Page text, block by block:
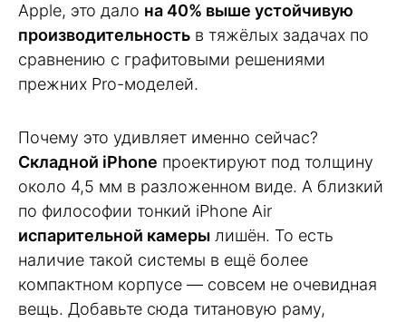
Apple, это дало на 40% выше устойчивую
производительность в тяжёлых задачах по
сравнению с графитовыми решениями
прежних Pro-моделей.
Почему это удивляет именно сейчас?
Складной iPhone проектируют под толщину
около 4,5 мм в разложенном виде. А близкий
по философии тонкий iPhone Air
испарительной камеры лишён. То есть
наличие такой системы в ещё более
компактном корпусе — совсем не очевидная
вещь. Добавьте сюда титановую раму,